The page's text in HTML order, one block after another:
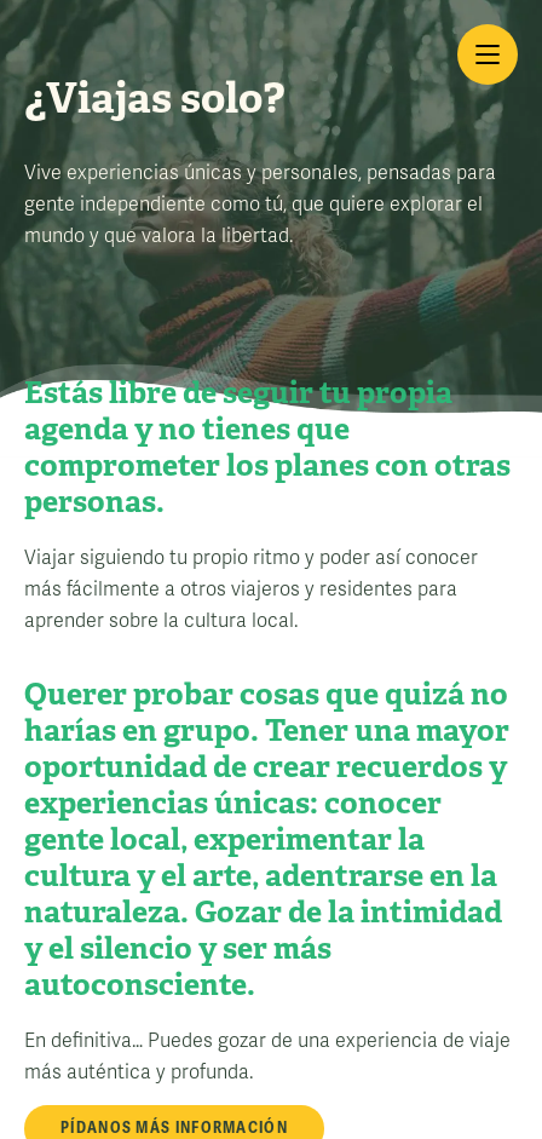
¿Viajas solo?
Vive experiencias únicas y personales, pensadas para
gente independiente como tú, que quiere explorar el
mundo y que valora la libertad.
Estás libre de seguir tu propia
agenda y no tienes que
comprometer los planes con otras
personas.
Viajar siguiendo tu propio ritmo y poder así conocer
más fácilmente a otros viajeros y residentes para
aprender sobre la cultura local.
Querer probar cosas que quizá no
harías en grupo. Tener una mayor
oportunidad de crear recuerdos y
experiencias únicas: conocer
gente local, experimentar la
cultura y el arte, adentrarse en la
naturaleza. Gozar de la intimidad
y el silencio y ser más
autoconsciente.
En definitiva… Puedes gozar de una experiencia de viaje
más auténtica y profunda.
PÍDANOS MÁS INFORMACIÓN